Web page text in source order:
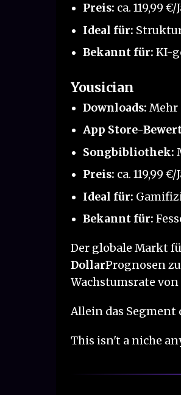
Preis: ca. 119,99
Ideal für:
Bekannt für: KI-
Yousician
Downloads: Mehr
App Store-
Songbibliothek:
Preis: ca. 119,99
Ideal für:
Bekannt für:
Der globale Markt
DollarPrognosen
Wachstumsrate von
Allein das Segment
This isn't a niche